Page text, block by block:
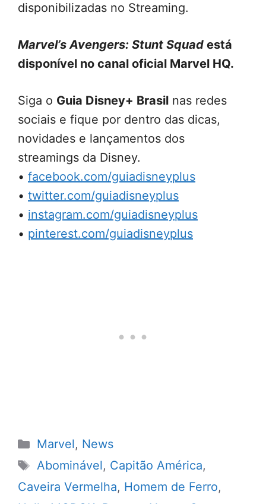
disponibilizadas no Streaming.
Marvel’s Avengers: Stunt Squad está
disponível no canal oficial Marvel HQ.
Siga o Guia Disney+ Brasil nas redes
sociais e fique por dentro das dicas,
novidades e lançamentos dos
streamings da Disney.
• facebook.com/guiadisneyplus
• twitter.com/guiadisneyplus
• instagram.com/guiadisneyplus
• pinterest.com/guiadisneyplus
Categorias
Marvel, News
Tags
Abominável, Capitão América,
Caveira Vermelha, Homem de Ferro,